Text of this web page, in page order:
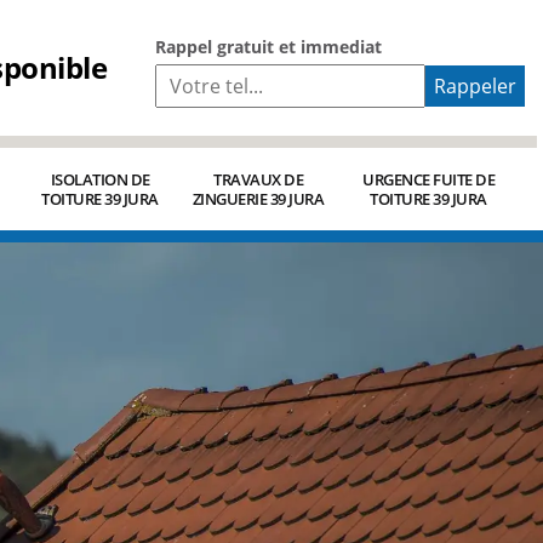
Rappel gratuit et immediat
ISOLATION DE
TOITURE 39 JURA
TRAVAUX DE
ZINGUERIE 39 JURA
URGENCE FUITE DE
TOITURE 39 JURA